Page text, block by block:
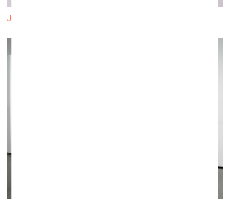
Juris Boiko. Dzejoļi tumsā. 90. gadi. Foto: Valdis Ošiņš